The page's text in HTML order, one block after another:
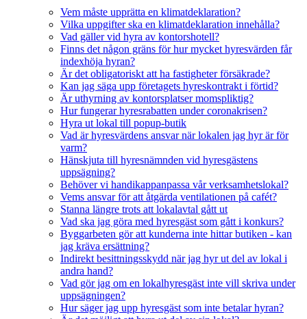
Vem måste upprätta en klimatdeklaration?
Vilka uppgifter ska en klimatdeklaration innehålla?
Vad gäller vid hyra av kontorshotell?
Finns det någon gräns för hur mycket hyresvärden får
indexhöja hyran?
Är det obligatoriskt att ha fastigheter försäkrade?
Kan jag säga upp företagets hyreskontrakt i förtid?
Är uthyrning av kontorsplatser momspliktig?
Hur fungerar hyresrabatten under coronakrisen?
Hyra ut lokal till popup-butik
Vad är hyresvärdens ansvar när lokalen jag hyr är för
varm?
Hänskjuta till hyresnämnden vid hyresgästens
uppsägning?
Behöver vi handikappanpassa vår verksamhetslokal?
Vems ansvar för att åtgärda ventilationen på cafét?
Stanna längre trots att lokalavtal gått ut
Vad ska jag göra med hyresgäst som gått i konkurs?
Byggarbeten gör att kunderna inte hittar butiken - kan
jag kräva ersättning?
Indirekt besittningsskydd när jag hyr ut del av lokal i
andra hand?
Vad gör jag om en lokalhyresgäst inte vill skriva under
uppsägningen?
Hur säger jag upp hyresgäst som inte betalar hyran?